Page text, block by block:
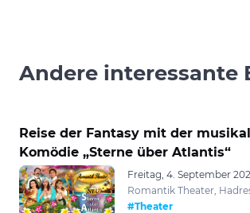
Andere interessante
Reise der Fantasy mit der
Komödie „Sterne über Atlantis“
Freitag, 4. September
Romantik Theater,
#Theater